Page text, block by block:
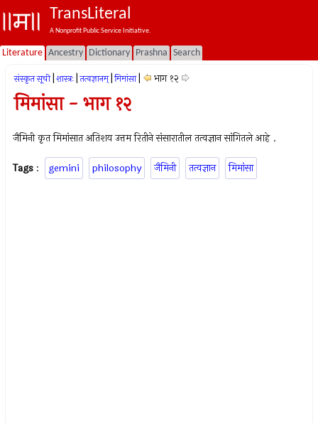
TransLiteral
A Nonprofit Public Service Initiative.
Literature Ancestry Dictionary Prashna Search
संस्कृत सूची शास्त्रः तत्वज्ञानम् मिमांसा भाग १२
मिमांसा - भाग १२
जैमिनी कृत मिमांसात अतिशय उत्तम रितीने संसारातील तत्वज्ञान सांगितले आहे .
Tags : gemini philosophy जैमिनी तत्वज्ञान मिमांसा